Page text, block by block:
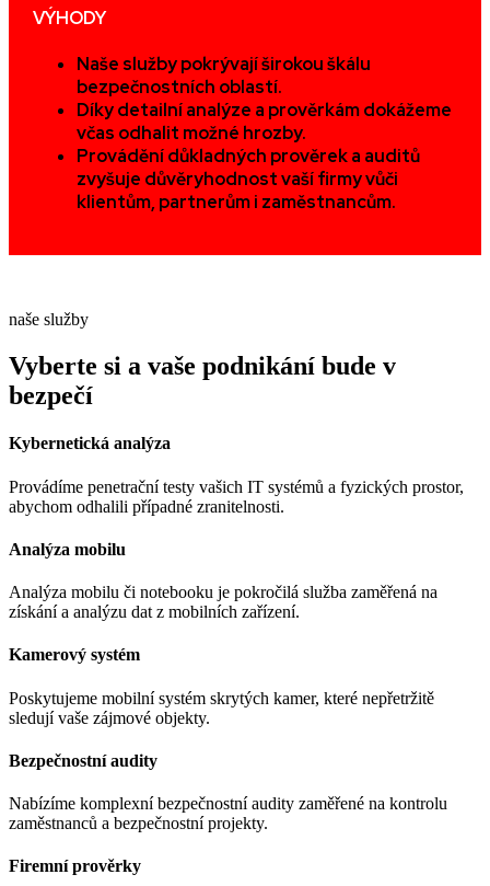
VÝHODY
Naše služby pokrývají širokou škálu
bezpečnostních oblastí.
Díky detailní analýze a prověrkám dokážeme
včas odhalit možné hrozby.
Provádění důkladných prověrek a auditů
zvyšuje důvěryhodnost vaší firmy vůči
klientům, partnerům i zaměstnancům.
naše služby
Vyberte si a vaše podnikání bude v
bezpečí
Kybernetická analýza
Provádíme penetrační testy vašich IT systémů a fyzických prostor,
abychom odhalili případné zranitelnosti.
Analýza mobilu
Analýza mobilu či notebooku je pokročilá služba zaměřená na
získání a analýzu dat z mobilních zařízení.
Kamerový systém
Poskytujeme mobilní systém skrytých kamer, které nepřetržitě
sledují vaše zájmové objekty.
Bezpečnostní audity
Nabízíme komplexní bezpečnostní audity zaměřené na kontrolu
zaměstnanců a bezpečnostní projekty.
Firemní prověrky